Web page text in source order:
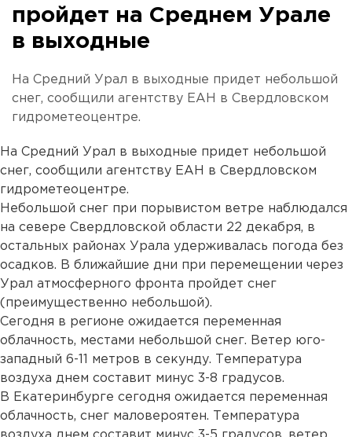
пройдет на Среднем Урале
в выходные
На Средний Урал в выходные придет небольшой
снег, сообщили агентству ЕАН в Свердловском
гидрометеоцентре.
На Средний Урал в выходные придет небольшой
снег, сообщили агентству ЕАН в Свердловском
гидрометеоцентре.
Небольшой снег при порывистом ветре наблюдался
на севере Свердловской области 22 декабря, в
остальных районах Урала удерживалась погода без
осадков. В ближайшие дни при перемещении через
Урал атмосферного фронта пройдет снег
(преимущественно небольшой).
Сегодня в регионе ожидается переменная
облачность, местами небольшой снег. Ветер юго-
западный 6-11 метров в секунду. Температура
воздуха днем составит минус 3-8 градусов.
В Екатеринбурге сегодня ожидается переменная
облачность, снег маловероятен. Температура